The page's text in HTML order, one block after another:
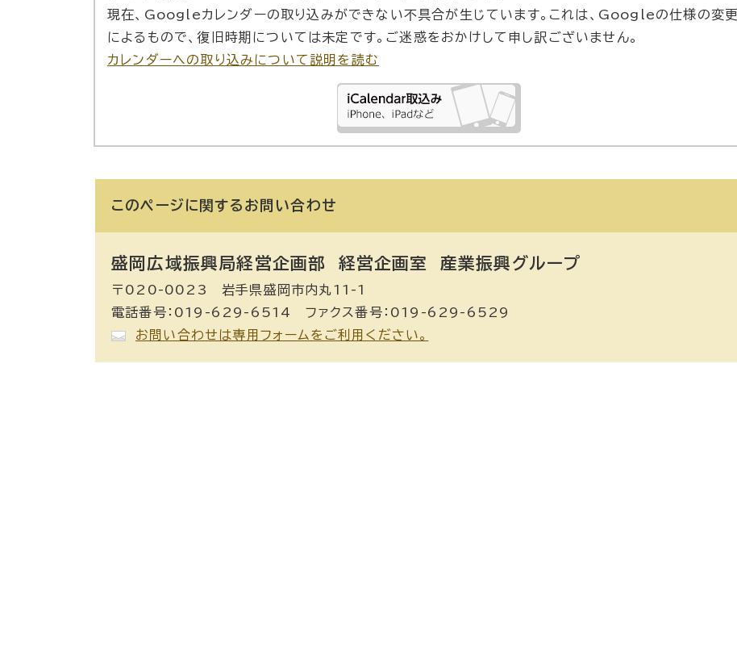
現在、Googleカレンダーの取り込みができない不具合が生じています。これは、Googleの仕様の変更
によるもので、復旧時期については未定です。ご迷惑をおかけして申し訳ございません。
カレンダーへの取り込みについて説明を読む
このページに関する お問い合わせ
盛岡広域振興局経営企画部 経営企画室 産業振興グループ
〒020-0023 岩手県盛岡市内丸11-1
電話番号：019-629-6514 ファクス番号：019-629-6529
お問い合わせは専用フォームをご利用ください。